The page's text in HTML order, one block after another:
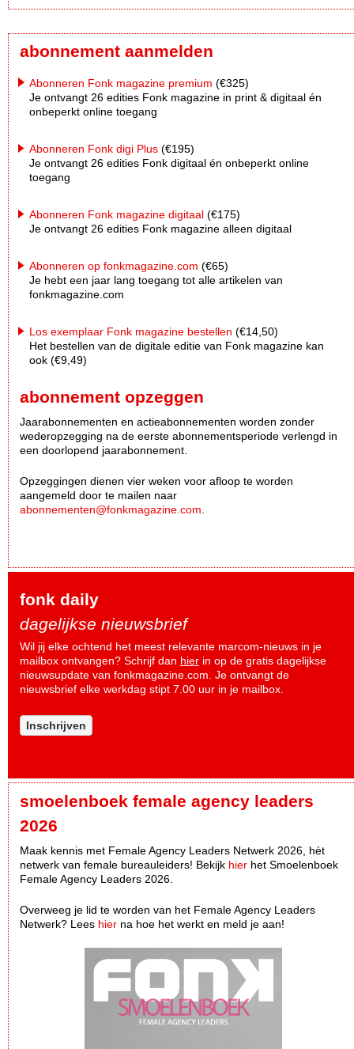
abonnement aanmelden
Abonneren Fonk magazine premium (€325)
Je ontvangt 26 edities Fonk magazine in print & digitaal én
onbeperkt online toegang
Abonneren Fonk digi Plus (€195)
Je ontvangt 26 edities Fonk digitaal én onbeperkt online
toegang
Abonneren Fonk magazine digitaal (€175)
Je ontvangt 26 edities Fonk magazine alleen digitaal
Abonneren op fonkmagazine.com (€65)
Je hebt een jaar lang toegang tot alle artikelen van
fonkmagazine.com
Los exemplaar Fonk magazine bestellen (€14,50)
Het bestellen van de digitale editie van Fonk magazine kan
ook (€9,49)
abonnement opzeggen
Jaarabonnementen en actieabonnementen worden zonder
wederopzegging na de eerste abonnementsperiode verlengd in
een doorlopend jaarabonnement.
Opzeggingen dienen vier weken voor afloop te worden
aangemeld door te mailen naar
abonnementen@fonkmagazine.com.
fonk daily
dagelijkse nieuwsbrief
Wil jij elke ochtend het meest relevante marcom-nieuws in je
mailbox ontvangen? Schrijf dan hier in op de gratis dagelijkse
nieuwsupdate van fonkmagazine.com. Je ontvangt de
nieuwsbrief elke werkdag stipt 7.00 uur in je mailbox.
Inschrijven
smoelenboek female agency leaders
2026
Maak kennis met Female Agency Leaders Netwerk 2026, hèt
netwerk van female bureauleiders! Bekijk hier het Smoelenboek
Female Agency Leaders 2026.
Overweeg je lid te worden van het Female Agency Leaders
Netwerk? Lees hier na hoe het werkt en meld je aan!